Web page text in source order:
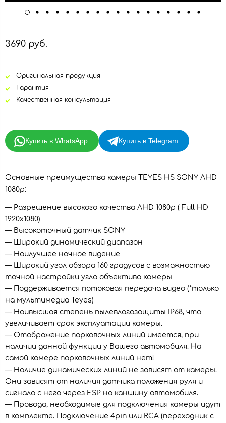
3690 руб.
Оригинальная продукция
Гарантия
Качественная консультация
Купить в WhatsApp Купить в Telegram
Основные преимущества камеры TEYES HS SONY AHD
1080p:
— Разрешение высокого качества AHD 1080p ( Full HD
1920х1080)
— Высокоточный датчик SONY
— Широкий динамический диапазон
— Наилучшее ночное видение
— Широкий угол обзора 160 градусов с возможностью
точной настройки угла объектива камеры
— Поддерживается потоковая передача видео (*только
на мультимедиа Teyes)
— Наивысшая степень пылевлагозащиты IP68, что
увеличивает срок эксплуатации камеры.
— Отображение парковочных линий имеется, при
наличии данной функции у Вашего автомобиля. На
самой камере парковочных линий нет!
— Наличие динамических линий не зависят от камеры.
Они зависят от наличия датчика положения руля и
сигнала с него через ESP на каншину автомобиля.
— Провода, необходимые для подключения камеры идут
в комплекте. Подключение 4pin или RCA (переходник с